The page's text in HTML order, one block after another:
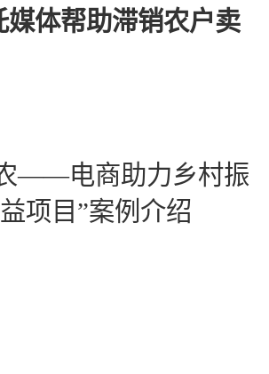
媒体帮助滞销农户卖
——电商助力乡村振
项目 ”案例介绍